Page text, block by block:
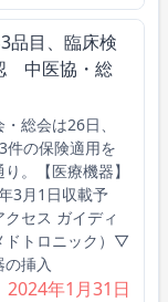
品目、臨床検
中医協・総
総会は26日、
件の保険適用を
。【医療機器】
3月1日収載予
セス ガイディ
ドトロニック）▽
挿入
2024年1月31日